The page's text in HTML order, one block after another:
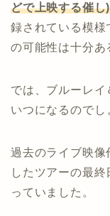
どで上映する催し)
録されている模
の可能性は十分あ
では、ブルーレ
いつになるのでし
過去のライブ映像
したツアーの最
っていました。